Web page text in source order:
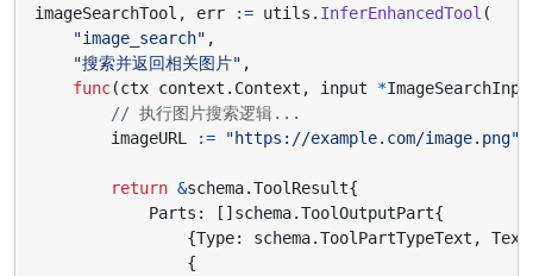
imageSearchTool , err := utils . InferEnhancedTool (
"image_search" ,
"搜索并返回相关图片" ,
func(ctx context . Context , input *
// 执行图片搜索逻辑...
imageURL
:= "https://example.com/image.png"
return &schema.ToolResult{
Parts : [] schema.ToolOutputPart{
{Type: schema.ToolPartTypeText , Text
{